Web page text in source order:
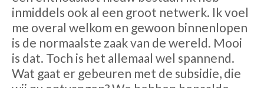
inmiddels ook al een groot netwerk. Ik voel
me overal welkom en gewoon binnenlopen
is de normaalste zaak van de wereld. Mooi
is dat. Toch is het allemaal wel spannend.
Wat gaat er gebeuren met de subsidie, die